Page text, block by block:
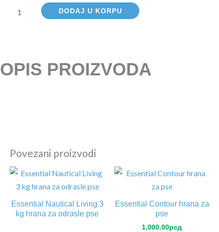
količina
DODAJ U KORPU
OPIS PROIZVODA
Povezani proizvodi
Essential Nautical Living 3
kg hrana za odrasle pse
Essential Contour hrana za
pse
1,000.00рсд